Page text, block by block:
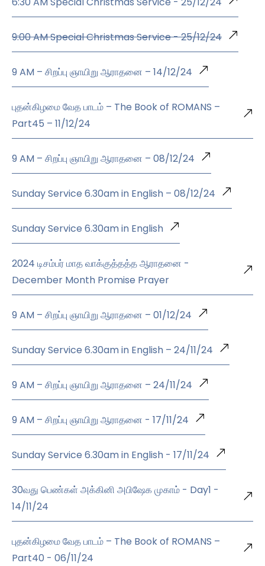
9:00 AM Special Christmas Service - 25/12/24
9 AM – சிறப்பு ஞாயிறு ஆராதனை – 14/12/24
புதன்கிழமை வேத பாடம் – The Book of ROMANS –
Part45 – 11/12/24
9 AM – சிறப்பு ஞாயிறு ஆராதனை – 08/12/24
Sunday Service 6.30am in English – 08/12/24
Sunday Service 6.30am in English
2024 டிசம்பர் மாத வாக்குத்தத்த ஆராதனை -
December Month Promise Prayer
9 AM – சிறப்பு ஞாயிறு ஆராதனை – 01/12/24
Sunday Service 6.30am in English – 24/11/24
9 AM – சிறப்பு ஞாயிறு ஆராதனை – 24/11/24
9 AM – சிறப்பு ஞாயிறு ஆராதனை - 17/11/24
Sunday Service 6.30am in English - 17/11/24
30வது பெண்கள் அக்கினி அபிஷேக முகாம் - Day1 -
14/11/24
புதன்கிழமை வேத பாடம் – The Book of ROMANS –
Part40 - 06/11/24